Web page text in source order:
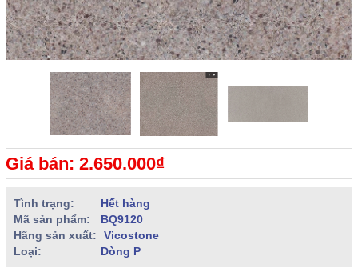
Giá bán: 2.650.000₫
Tình trạng:
Hết hàng
Mã sản phẩm:
BQ9120
Hãng sản xuất:
Vicostone
Loại:
Dòng P